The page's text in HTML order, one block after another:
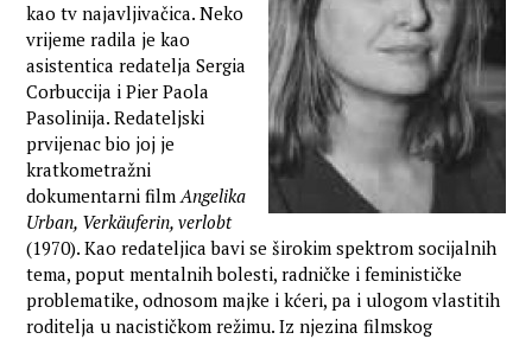
kao tv najavljivačica. Neko
vrijeme radila je kao
asistentica redatelja Sergia
Corbuccija i Pier Paola
Pasolinija. Redateljski
prvijenac bio joj je
kratkometražni
dokumentarni filmAngelika
Urban, Verkäuferin, verlobt
(1970). Kao redateljica bavi se širokim spektrom socijalnih
tema, poput mentalnih bolesti, radničke i feminističke
problematike, odnosom majke i kćeri, pa i ulogom vlastitih
roditelja u nacističkom režimu. Iz njezina filmskog